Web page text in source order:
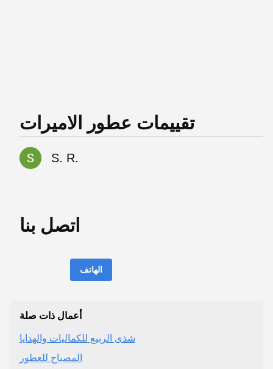
تقييمات عطور الاميرات
S. R.
اتصل بنا
الهاتف
أعمال ذات صلة
شذى الربيع للكماليات والهدايا
المصباح للعطور